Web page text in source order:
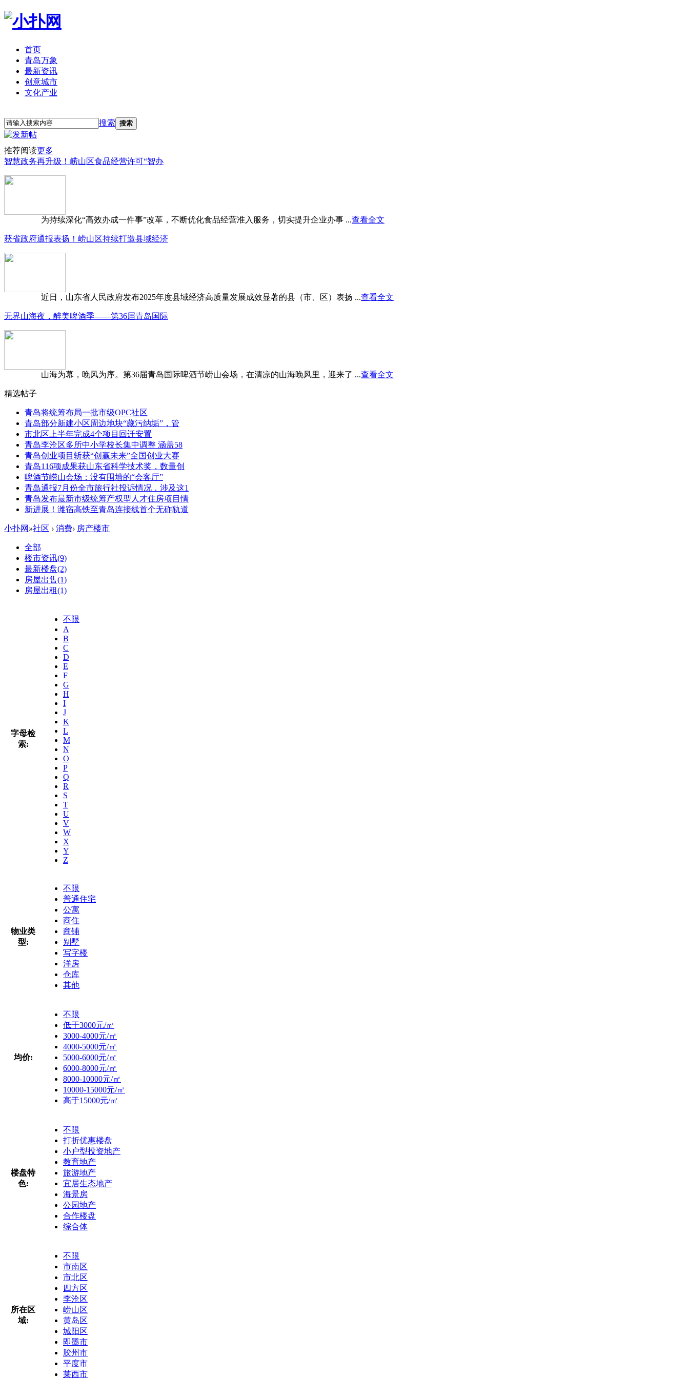
首页
青岛万象
最新资讯
创意城市
文化产业
搜索 搜索
推荐阅读更多
智慧政务再升级！崂山区食品经营许可“智办
为持续深化“高效办成一件事”改革，不断优化食品经营准入服务，切实提升企业办事 ...查看全文
获省政府通报表扬！崂山区持续打造县域经济
近日，山东省人民政府发布2025年度县域经济高质量发展成效显著的县（市、区）表扬 ...查看全文
无界山海夜，醉美啤酒季——第36届青岛国际
山海为幕，晚风为序。第36届青岛国际啤酒节崂山会场，在清凉的山海晚风里，迎来了 ...查看全文
精选帖子
青岛将统筹布局一批市级OPC社区
青岛部分新建小区周边地块“藏污纳垢”，管
市北区上半年完成4个项目回迁安置
青岛李沧区多所中小学校长集中调整 涵盖58
青岛创业项目斩获“创赢未来”全国创业大赛
青岛116项成果获山东省科学技术奖，数量创
啤酒节崂山会场：没有围墙的“会客厅”
青岛通报7月份全市旅行社投诉情况，涉及这1
青岛发布最新市级统筹产权型人才住房项目情
新进展！潍宿高铁至青岛连接线首个无砟轨道
小扑网 »社区 › 消费› 房产楼市
全部
楼市资讯(9)
最新楼盘(2)
房屋出售(1)
房屋出租(1)
字母检
索:
不限
A
B
C
D
E
F
G
H
I
J
K
L
M
N
O
P
Q
R
S
T
U
V
W
X
Y
Z
物业类
型:
不限
普通住宅
公寓
商住
商铺
别墅
写字楼
洋房
仓库
其他
均价:
不限
低于3000元/㎡
3000-4000元/㎡
4000-5000元/㎡
5000-6000元/㎡
6000-8000元/㎡
8000-10000元/㎡
10000-15000元/㎡
高于15000元/㎡
楼盘特
色:
不限
打折优惠楼盘
小户型投资地产
教育地产
旅游地产
宜居生态地产
海景房
公园地产
合作楼盘
综合体
所在区
域:
不限
市南区
市北区
四方区
李沧区
崂山区
黄岛区
城阳区
即墨市
胶州市
平度市
莱西市